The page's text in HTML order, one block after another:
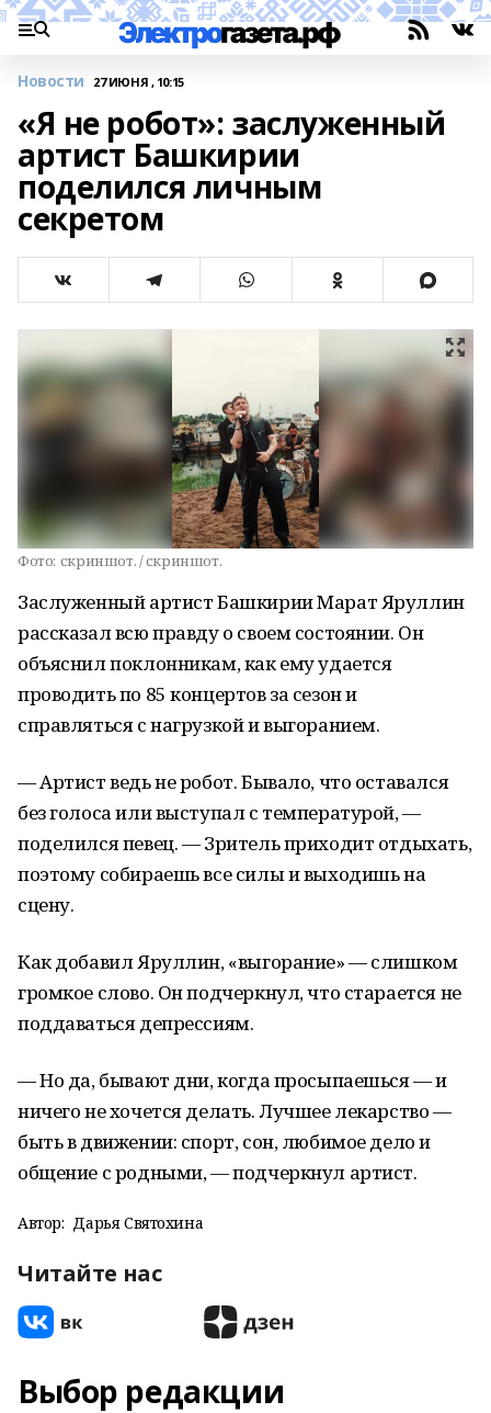
Новости 27 ИЮНЯ , 10:15
«Я не робот»: заслуженный
артист Башкирии
поделился личным
секретом
Фото: скриншот. / скриншот.
Заслуженный артист Башкирии Марат Яруллин
рассказал всю правду о своем состоянии. Он
объяснил поклонникам, как ему удается
проводить по 85 концертов за сезон и
справляться с нагрузкой и выгоранием.
— Артист ведь не робот. Бывало, что оставался
без голоса или выступал с температурой, —
поделился певец. — Зритель приходит отдыхать,
поэтому собираешь все силы и выходишь на
сцену.
Как добавил Яруллин, «выгорание» — слишком
громкое слово. Он подчеркнул, что старается не
поддаваться депрессиям.
— Но да, бывают дни, когда просыпаешься — и
ничего не хочется делать. Лучшее лекарство —
быть в движении: спорт, сон, любимое дело и
общение с родными, — подчеркнул артист.
Автор: Дарья Святохина
Читайте нас
Выбор редакции